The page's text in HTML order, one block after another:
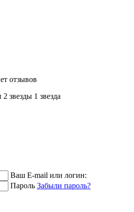
отзывов
2 звeзды 1 звeзда
Ваш E-mail или логин:
Пароль Забыли пароль?